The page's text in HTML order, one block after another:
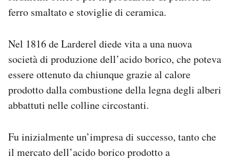
ferro smaltato e stoviglie di ceramica.
Nel 1816 de Larderel diede vita a una nuova
società di produzione dell’acido borico, che poteva
essere ottenuto da chiunque grazie al calore
prodotto dalla combustione della legna degli alberi
abbattuti nelle colline circostanti.
Fu inizialmente un’impresa di successo, tanto che
il mercato dell’acido borico prodotto a